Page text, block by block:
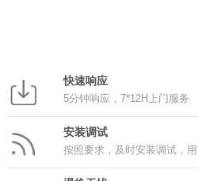
快速响应
5分钟响应，7*12H上门服务
安装调试
按照要求，及时安装调试，